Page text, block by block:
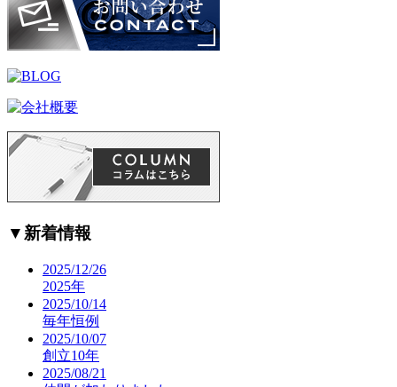
▼新着情報
2025/12/26
2025年
2025/10/14
毎年恒例
2025/10/07
創立10年
2025/08/21